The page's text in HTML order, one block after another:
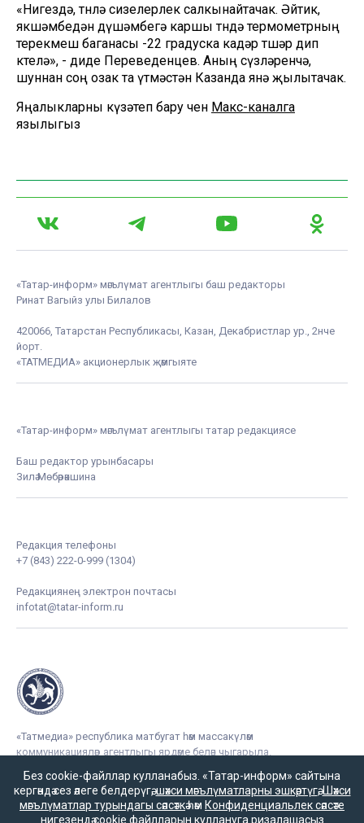
«Нигездә, төнлә сизелерлек салкынайтачак. Әйтик,
якшәмбедән дүшәмбегә каршы төндә термометрның
терекөмеш баганасы -22 градуска кадәр төшәр дип
көтелә», - диде Переведенцев. Аның сүзләренчә,
шуннан соң озак та үтмәстән Казанда янә җылытачак.
Яңалыкларны күзәтеп бару өчен Макс-каналга
язылыгыз
«Татар-информ» мәгълүмат агентлыгы баш редакторы
Ринат Вагыйз улы Билалов
420066, Татарстан Республикасы, Казан, Декабристлар ур., 2нче
йорт.
«ТАТМЕДИА» акционерлык җәмгыяте
«Татар-информ» мәгълүмат агентлыгы татар редакциясе
Баш редактор урынбасары
Зилә Мөбәрәкшина
Редакция телефоны
+7 (843) 222-0-999 (1304)
Редакциянең электрон почтасы
infotat@tatar-inform.ru
«Татмедиа» республика матбугат һәм массакүләм
коммуникацияләр агентлыгы ярдәме белән чыгарыла.
Без cookie-файллар кулланабыз. «Татар-информ» сайтына
кергәндә сез әлеге белдерүгә,шәхси мәгълүматларны эшкәртүгә,Шәхси
мәгълүматлар турындагы сәясәткәһәм Конфиденциальлек сәясәте
нигезендә cookie файлларын куллануга ризалашасыз